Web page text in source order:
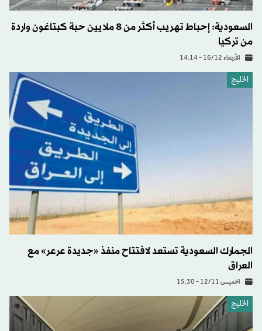
السعودية: إحباط تهريب أكثر من 8 ملايين حبة كبتاغون واردة
من تركيا
الأربعاء 16/12 - 14:14
الخليج
الجمارك السعودية تستعد لافتتاح منفذ «جديدة عرعر» مع
العراق
الخميس 12/11 - 15:30
الخليج